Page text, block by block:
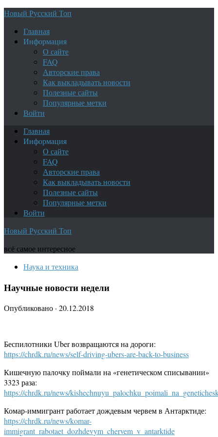
Новый Русский Топ
Главная
Информация
О сайте
FAQ
Авторские права
Как выкладывать новости
Полезные сайты
Популярные метки
Войти
Главная
Информация
О сайте
FAQ
Авторские права
Как выкладывать новости
Полезные сайты
Популярные метки
Войти
Новый Русский Топ
всё самое интересное
Наука и техника
Научные новости недели
Опубликовано · 20.12.2018
Беспилотники Uber возвращаются на дороги:
https://chrdk.ru/news/self-driving-ubers-are-back-to-business
Кишечную палочку поймали на «генетическом списывании»
3323 раза:
https://chrdk.ru/news/
Комар-иммигрант работает дождевым червем в Антарктиде:
https://chrdk.ru/news/komar-
immigrant_rabotaet_dozhdevym_chervem_v_antarktide